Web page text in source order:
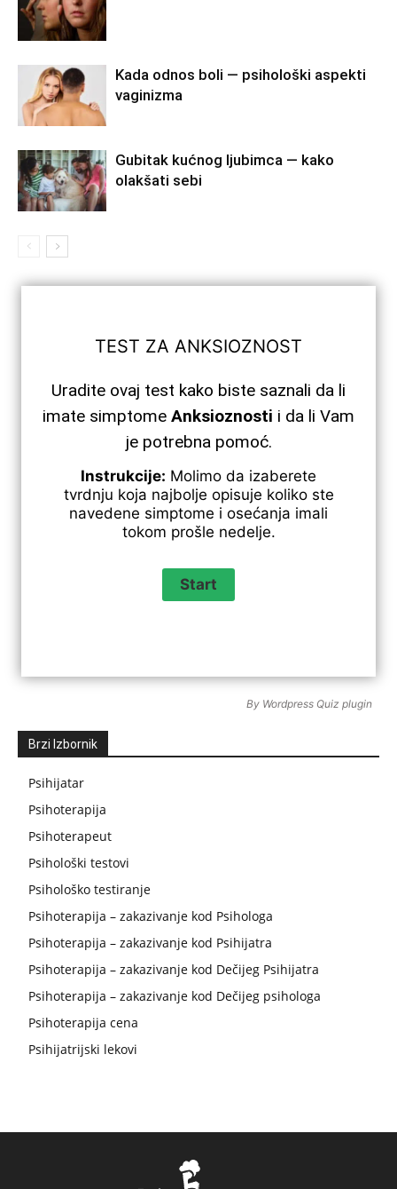
Kada odnos boli — psihološki aspekti
vaginizma
Gubitak kućnog ljubimca — kako
olakšati sebi
TEST ZA ANKSIOZNOST
Uradite ovaj test kako biste saznali da li
imate simptome Anksioznosti i da li Vam
je potrebna pomoć.
Instrukcije: Molimo da izaberete
tvrdnju koja najbolje opisuje koliko ste
navedene simptome i osećanja imali
tokom prošle nedelje.
By Wordpress Quiz plugin
Brzi Izbornik
Psihijatar
Psihoterapija
Psihoterapeut
Psihološki testovi
Psihološko testiranje
Psihoterapija – zakazivanje kod Psihologa
Psihoterapija – zakazivanje kod Psihijatra
Psihoterapija – zakazivanje kod Dečijeg Psihijatra
Psihoterapija – zakazivanje kod Dečijeg psihologa
Psihoterapija cena
Psihijatrijski lekovi